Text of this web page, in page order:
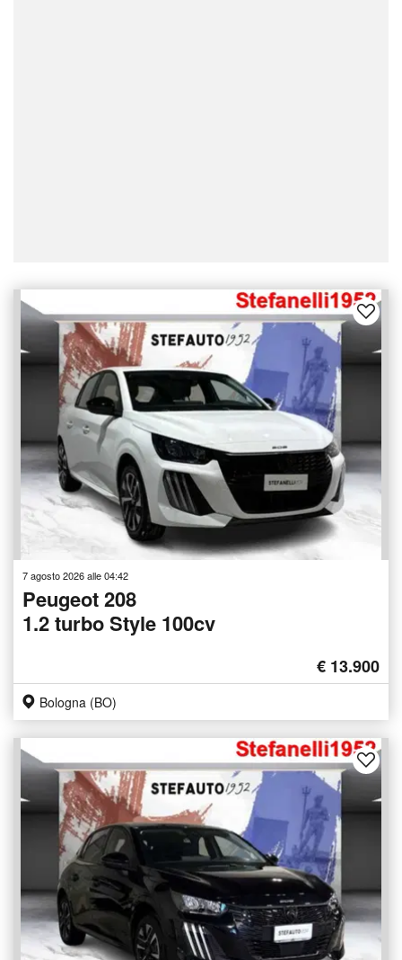
7 agosto 2026 alle 04:42
Peugeot 208
1.2 turbo Style 100cv
€ 13.900
Bologna (BO)